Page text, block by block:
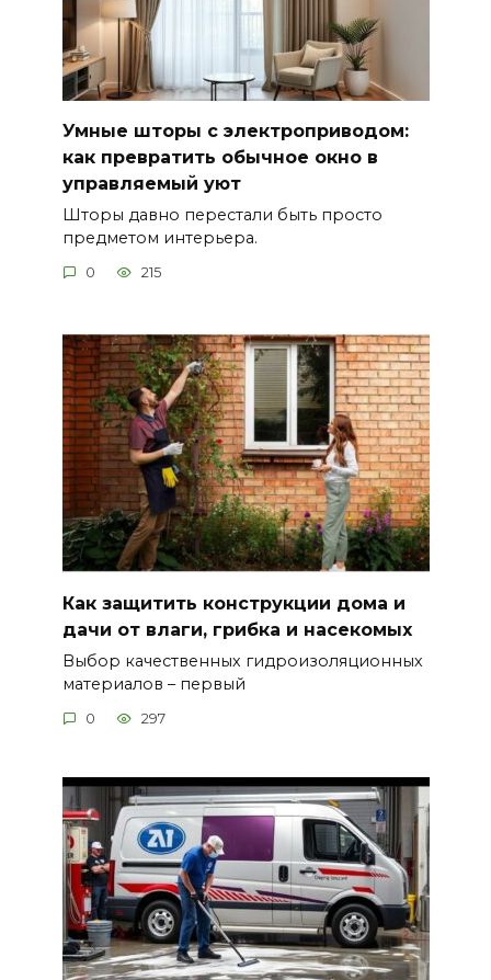
Умные шторы с электроприводом:
как превратить обычное окно в
управляемый уют
Шторы давно перестали быть просто
предметом интерьера.
0 215
Как защитить конструкции дома и
дачи от влаги, грибка и насекомых
Выбор качественных гидроизоляционных
материалов – первый
0 297